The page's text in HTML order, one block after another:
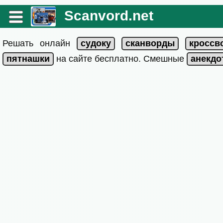
Scanvord.net
Решать онлайн
на сайте бесплатно. Смешные